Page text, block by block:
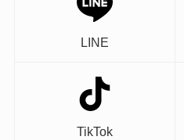
LINE
TikTok